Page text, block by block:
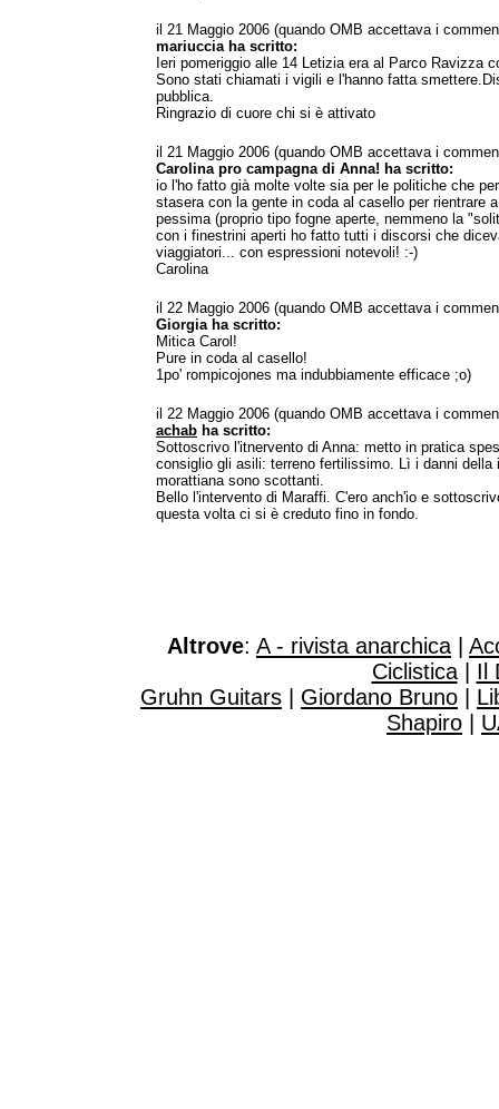
il 21 Maggio 2006 (quando OMB accettava i
mariuccia ha scritto:
Ieri pomeriggio alle 14 Letizia era al Parco Ravizza
Sono stati chiamati i vigili e l'hanno fatta
pubblica.
Ringrazio di cuore chi si è attivato
il 21 Maggio 2006 (quando OMB accettava i
Carolina pro campagna di Anna! ha scritto:
io l'ho fatto già molte volte sia per le politiche che
stasera con la gente in coda al casello per rientrare
pessima (proprio tipo fogne aperte, nemmeno la
con i finestrini aperti ho fatto tutti i discorsi che
viaggiatori... con espressioni notevoli! :-)
Carolina
il 22 Maggio 2006 (quando OMB accettava i
Giorgia ha scritto:
Mitica Carol!
Pure in coda al casello!
1po' rompicojones ma indubbiamente efficace ;o)
il 22 Maggio 2006 (quando OMB accettava i
achab ha scritto:
Sottoscrivo l'itnervento di Anna: metto in pratica
consiglio gli asili: terreno fertilissimo. Lì i danni della
morattiana sono scottanti.
Bello l'intervento di Maraffi. C'ero anch'io e
questa volta ci si è creduto fino in fondo.
Altrove: A - rivista anarchica
Ciclistica| Il
Gruhn Guitars
Giordano Bruno
Shapiro